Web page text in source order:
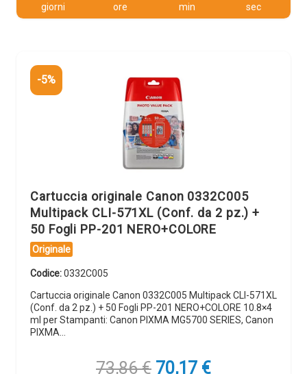
giorni ore min sec
-5%
Cartuccia originale Canon 0332C005
Multipack CLI-571XL (Conf. da 2 pz.) +
50 Fogli PP-201 NERO+COLORE
Originale
Codice:0332C005
Cartuccia originale Canon 0332C005 Multipack CLI-571XL
(Conf. da 2 pz.) + 50 Fogli PP-201 NERO+COLORE 10.8×4
ml per Stampanti: Canon PIXMA MG5700 SERIES, Canon
PIXMA…
73,86€ Il
70,17 €Il